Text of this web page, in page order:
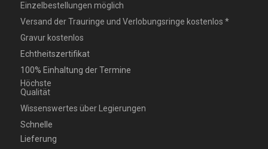
Einzelbestellungen möglich
Versand der Trauringe und Verlobungsringe kostenlos *
Gravur kostenlos
Echtheitszertifikat
100% Einhaltung der Termine
Höchste
Qualität
Wissenswertes über Legierungen
Schnelle
Lieferung